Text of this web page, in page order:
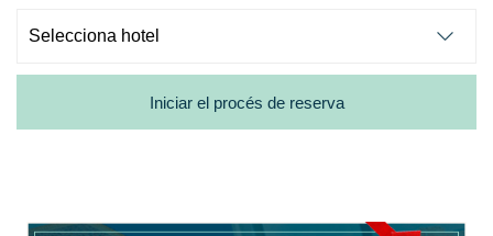
Ubicació/nom de l'hotel
Iniciar el procés de reserva